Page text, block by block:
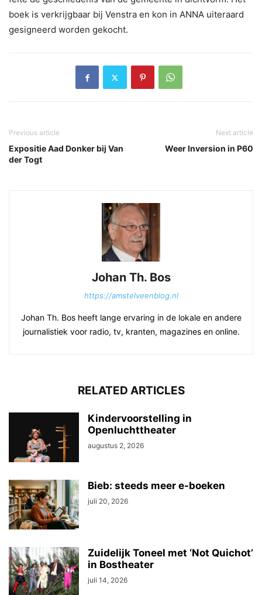
boek is verkrijgbaar bij Venstra en kon in ANNA uiteraard
gesigneerd worden gekocht.
Previous article
Expositie Aad Donker bij Van
der Togt
Next article
Weer Inversion in P60
Johan Th. Bos
https://amstelveenblog.nl
Johan Th. Bos heeft lange ervaring in de lokale en andere
journalistiek voor radio, tv, kranten, magazines en online.
RELATED ARTICLES
Kindervoorstelling in
Openluchttheater
augustus 2, 2026
Bieb: steeds meer e-boeken
juli 20, 2026
Zuidelijk Toneel met ‘Not Quichot’
in Bostheater
juli 14, 2026